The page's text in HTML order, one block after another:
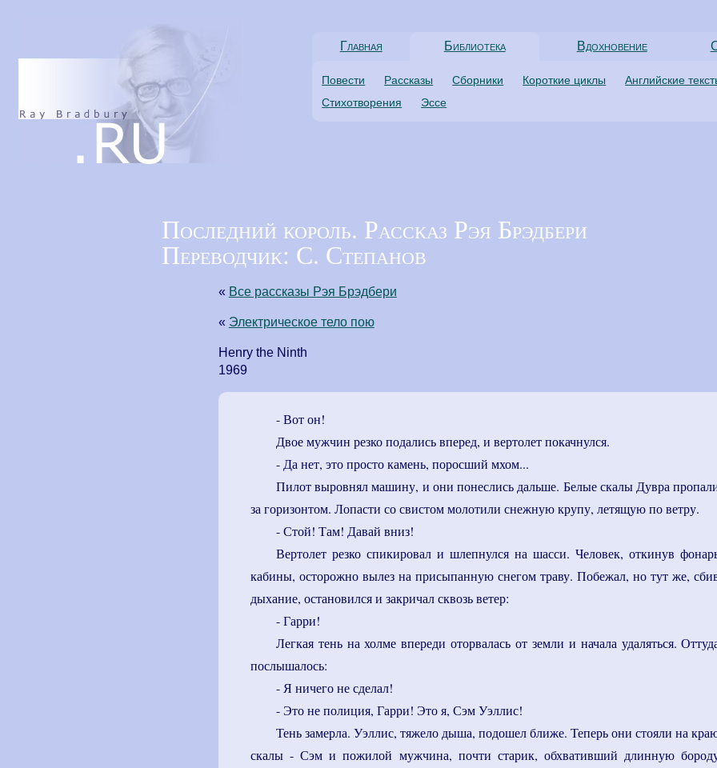
Главная Библиотека Вдохновение
Повести Рассказы Сборники Короткие циклы Английские
Стихотворения
Эссе
Последний король. Рассказ Рэя Брэдбери
Переводчик: С. Степанов
« Все рассказы Рэя Брэдбери
« Электрическое тело пою
Henry the Ninth
1969
- Вот он!
Двое мужчин резко подались вперед, и вертолет покачнулся.
- Да нет, это просто камень, поросший мхом...
Пилот выровнял машину, и они понеслись дальше. Белые скалы Дувра
за горизонтом. Лопасти со свистом молотили снежную крупу, летящую по ветру.
- Стой! Там! Давай вниз!
Вертолет резко спикировал и шлепнулся на шасси. Человек, откинув
кабины, осторожно вылез на присыпанную снегом траву. Побежал, но тут же,
дыхание, остановился и закричал сквозь ветер:
- Гарри!
Легкая тень на холме впереди оторвалась от земли и начала удаляться.
послышалось:
- Я ничего не сделал!
- Это не полиция, Гарри! Это я, Сэм Уэллис!
Тень замерла. Уэллис, тяжело дыша, подошел ближе. Теперь они стояли на
скалы - Сэм и пожилой мужчина, почти старик, обхвативший длинную